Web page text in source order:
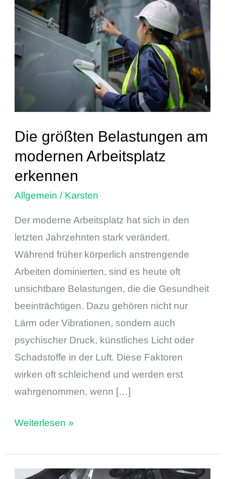
Die größten Belastungen am
modernen Arbeitsplatz
erkennen
Allgemein / Karsten
Der moderne Arbeitsplatz hat sich in den
letzten Jahrzehnten stark verändert.
Während früher körperlich anstrengende
Arbeiten dominierten, sind es heute oft
unsichtbare Belastungen, die die Gesundheit
beeinträchtigen. Dazu gehören nicht nur
Lärm oder Vibrationen, sondern auch
psychischer Druck, künstliches Licht oder
Schadstoffe in der Luft. Diese Faktoren
wirken oft schleichend und werden erst
wahrgenommen, wenn […]
größten
Belastungen
am
modernen
Arbeitsplatz
Weiterlesen »
Schutzkleidung